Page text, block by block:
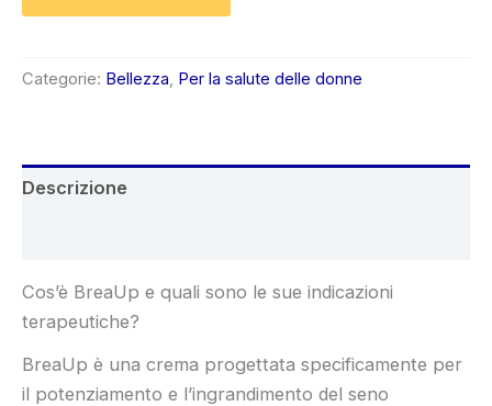
originaleattuale
Categorie: Bellezza, Per la salute delle donne
Descrizione
Cos’è BreaUp e quali sono le sue indicazioni
terapeutiche?
BreaUp è una crema progettata specificamente per
il potenziamento e l’ingrandimento del seno